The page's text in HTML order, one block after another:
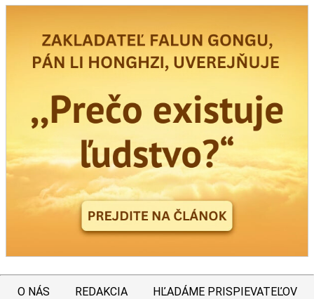
O NÁS REDAKCIA
HĽADÁME PRISPIEVATEĽOV